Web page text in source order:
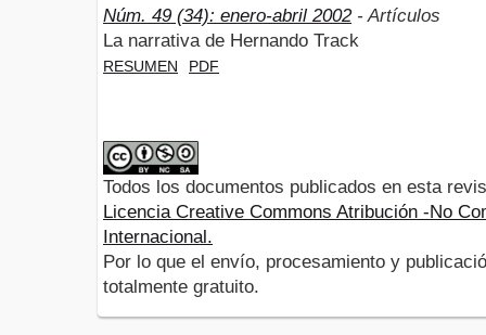
Núm. 49 (34): enero-abril 2002- Artículos
La narrativa de Hernando Track
RESUMEN PDF
Todos los documentos publicados en esta
Licencia Creative Commons Atribución -No
Internacional.
Por lo que el envío, procesamiento y
totalmente gratuito.